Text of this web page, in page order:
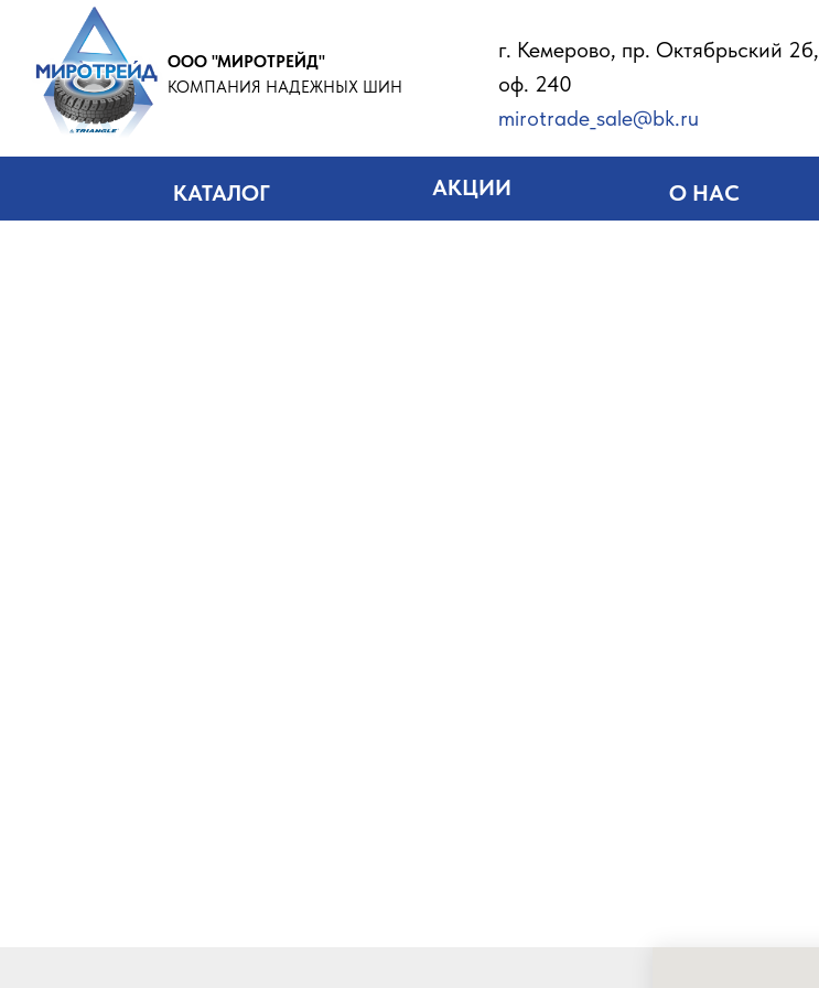
г. Кемерово, пр. Октябрьский 2б,
оф. 240
mirotrade_sale@bk.ru
КАТАЛОГ АКЦИИ О НАС
ООО "МИРОТРЕЙД"
КОМПАНИЯ НАДЕЖНЫХ ШИН